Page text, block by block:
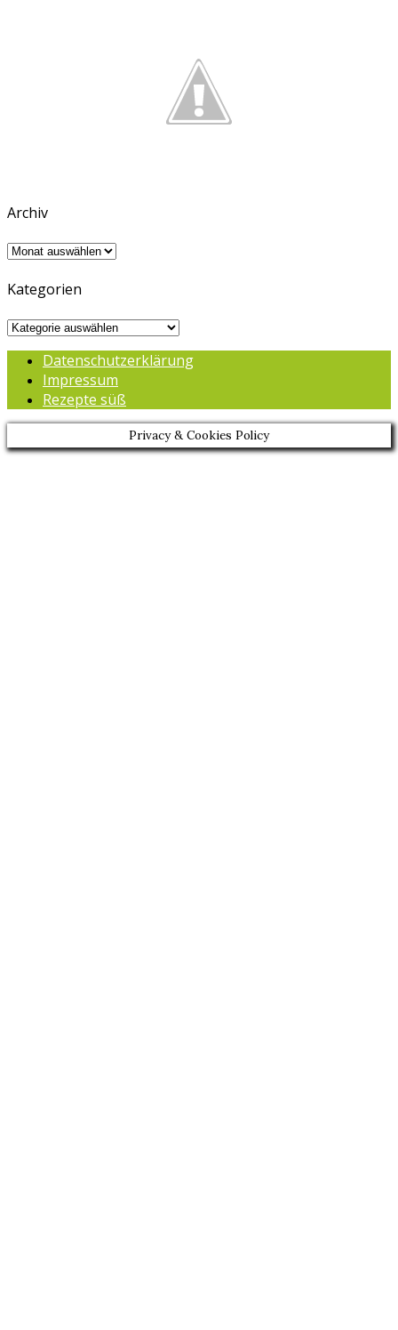
Archiv
Archiv
Kategorien
Kategorien
Datenschutzerklärung
Impressum
Rezepte süß
Privacy & Cookies Policy